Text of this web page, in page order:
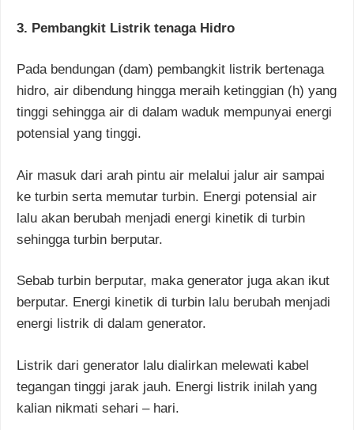
3. Pembangkit Listrik tenaga Hidro
Pada bendungan (dam) pembangkit listrik bertenaga
hidro, air dibendung hingga meraih ketinggian (h) yang
tinggi sehingga air di dalam waduk mempunyai energi
potensial yang tinggi.
Air masuk dari arah pintu air melalui jalur air sampai
ke turbin serta memutar turbin. Energi potensial air
lalu akan berubah menjadi energi kinetik di turbin
sehingga turbin berputar.
Sebab turbin berputar, maka generator juga akan ikut
berputar. Energi kinetik di turbin lalu berubah menjadi
energi listrik di dalam generator.
Listrik dari generator lalu dialirkan melewati kabel
tegangan tinggi jarak jauh. Energi listrik inilah yang
kalian nikmati sehari – hari.